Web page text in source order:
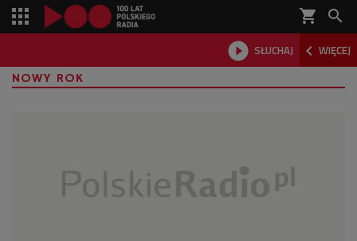
shopping_cart 
 SŁUCHAJ  WIĘCEJ

NOWY ROK